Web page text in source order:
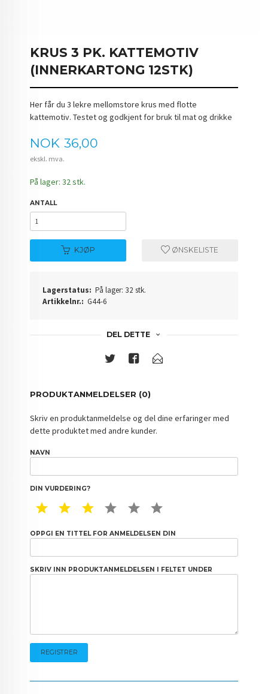
KRUS 3 PK. KATTEMOTIV
(INNERKARTONG 12STK)
Her får du 3 lekre mellomstore krus med flotte
kattemotiv. Testet og godkjent for bruk til mat og drikke
Pris
NOK 36,00
ekskl. mva.
På lager: 32 stk.
ANTALL
KJØP ØNSKELISTE
Lagerstatus: På lager: 32 stk.
Artikkelnr.: G44-6
DEL DETTE
PRODUKTANMELDELSER (0)
Skriv en produktanmeldelse og del dine erfaringer med
dette produktet med andre kunder.
NAVN
DIN VURDERING?
1 STAR2 STAR3 STAR4 STAR5 STAR
OPPGI EN TITTEL FOR ANMELDELSEN DIN
SKRIV INN PRODUKTANMELDELSEN I FELTET UNDER